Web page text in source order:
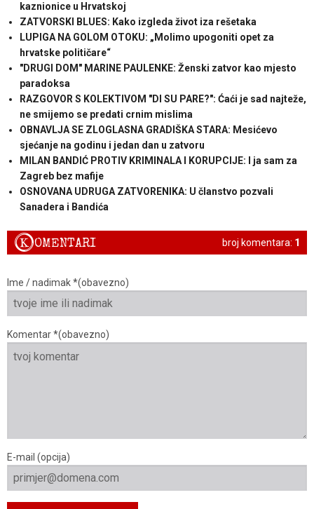
kaznionice u Hrvatskoj
ZATVORSKI BLUES: Kako izgleda život iza rešetaka
LUPIGA NA GOLOM OTOKU: „Molimo upogoniti opet za
hrvatske političare“
"DRUGI DOM" MARINE PAULENKE: Ženski zatvor kao mjesto
paradoksa
RAZGOVOR S KOLEKTIVOM "DI SU PARE?": Ćaći je sad najteže,
ne smijemo se predati crnim mislima
OBNAVLJA SE ZLOGLASNA GRADIŠKA STARA: Mesićevo
sjećanje na godinu i jedan dan u zatvoru
MILAN BANDIĆ PROTIV KRIMINALA I KORUPCIJE: I ja sam za
Zagreb bez mafije
OSNOVANA UDRUGA ZATVORENIKA: U članstvo pozvali
Sanadera i Bandića
broj komentara: 1
KOMENTARI
Ime / nadimak *(obavezno)
Komentar *(obavezno)
E-mail (opcija)